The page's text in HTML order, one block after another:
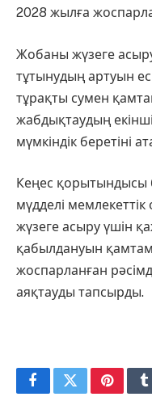
2028 жылға
Жобаны жүзеге
тұтынудың артуын
тұрақты сумен
жабдықтаудың
мүмкіндік беретіні
Кеңес
мүдделі
жүзеге асыру үшін
қабылдануын
жоспарланған
аяқтауды тапсырды.
FacebookTwitter